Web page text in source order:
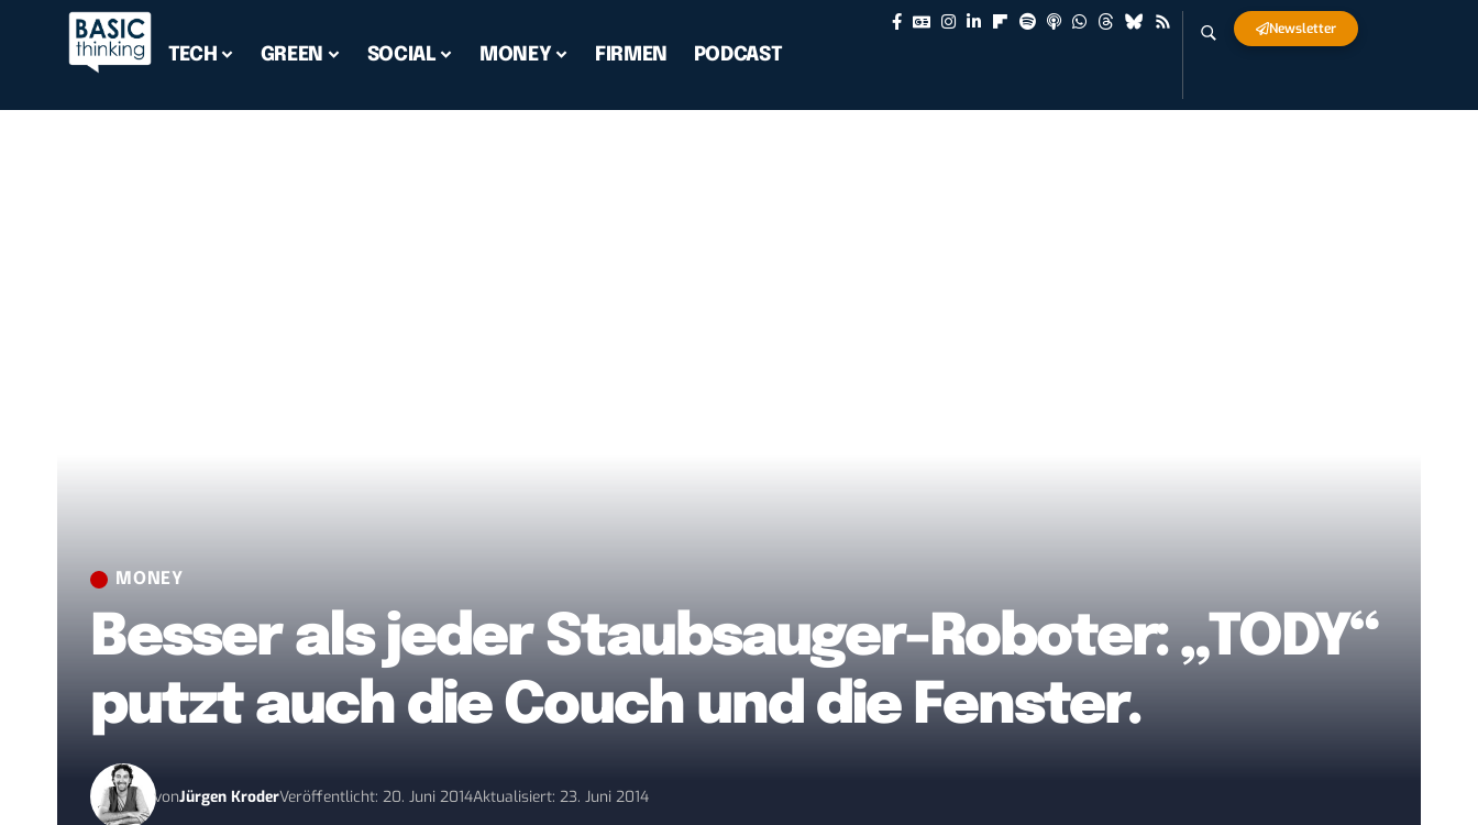
TECH GREEN SOCIAL MONEY FIRMEN PODCAST
Newsletter
MONEY
Besser als jeder Staubsauger-Roboter: „TODY“
putzt auch die Couch und die Fenster.
vonJürgen KroderVeröffentlicht: 20. Juni 2014Aktualisiert: 23. Juni 2014